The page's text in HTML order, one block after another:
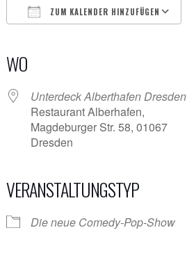
ZUM KALENDER HINZUFÜGEN
WO
Unterdeck Alberthafen Dresden
Restaurant Alberhafen,
Magdeburger Str. 58, 01067
Dresden
VERANSTALTUNGSTYP
Die neue Comedy-Pop-Show